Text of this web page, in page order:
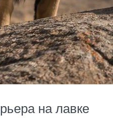
на лавке